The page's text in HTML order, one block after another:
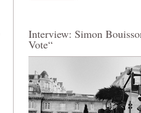
Interview: Simon
Vote“